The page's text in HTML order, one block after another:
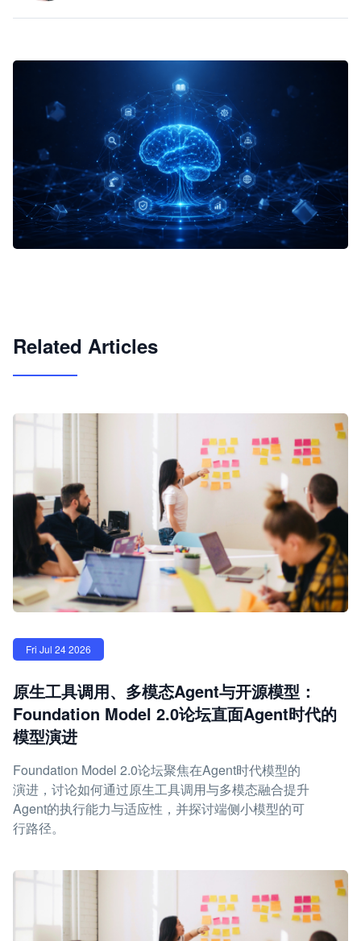
Related Articles
Fri Jul 24 2026
原生工具调用、多模态Agent与开源模型：
Foundation Model 2.0论坛直面Agent时代的
模型演进
Foundation Model 2.0论坛聚焦在Agent时代模型的
演进，讨论如何通过原生工具调用与多模态融合提升
Agent的执行能力与适应性，并探讨端侧小模型的可
行路径。